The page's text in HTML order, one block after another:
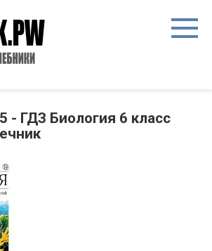
- ГДЗ Биология 6 класс